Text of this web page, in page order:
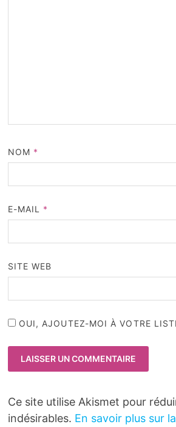
NOM *
E-MAIL *
SITE WEB
OUI, AJOUTEZ-MOI À VOTRE
Ce site utilise Akismet pour
indésirables. En savoir plus sur